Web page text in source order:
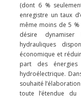
(dont 6 %
enregistre un taux
même moins de 5
désire
hydrauliques
économique et
part des
hydroélectrique.
souhaité
toute l’étendue